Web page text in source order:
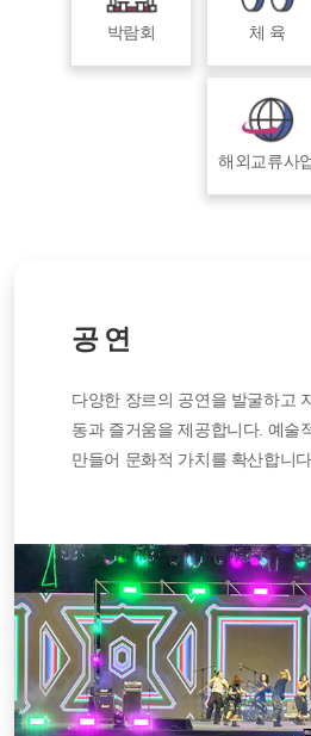
박람회 체 육
해외교류사
공 연
다양한 장르의 공연을 발굴하고
동과 즐거움을 제공합니다. 예술
만들어 문화적 가치를 확산합니다.